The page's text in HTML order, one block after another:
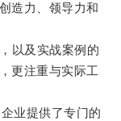
造力、领导力和
以及实战案例的
更注重与实际工
业提供了专门的